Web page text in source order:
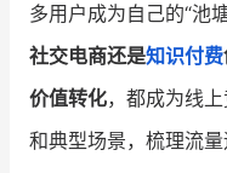
培训课程
私域课程
多用户成为自己的“池
社交电商还是知识付费
价值转化，都成为线
和典型场景，梳理流量